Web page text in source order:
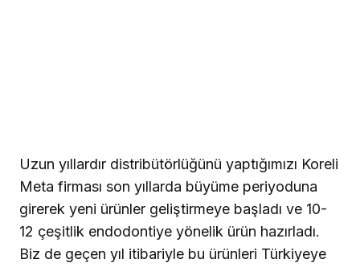
Uzun yıllardır distribütörlüğünü yaptığımızı Koreli
Meta firması son yıllarda büyüme periyoduna
girerek yeni ürünler geliştirmeye başladı ve 10-
12 çeşitlik endodontiye yönelik ürün hazırladı.
Biz de geçen yıl itibariyle bu ürünleri Türkiyeye